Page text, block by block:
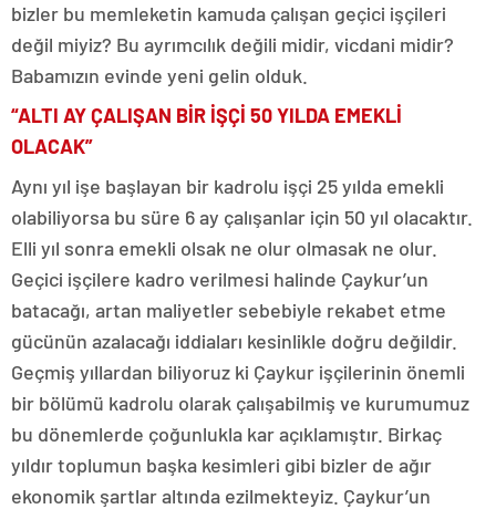
bizler bu memleketin kamuda çalışan geçici işçileri
değil miyiz? Bu ayrımcılık değili midir, vicdani midir?
Babamızın evinde yeni gelin olduk.
“ALTI AY ÇALIŞAN BİR İŞÇİ 50 YILDA EMEKLİ
OLACAK”
Aynı yıl işe başlayan bir kadrolu işçi 25 yılda emekli
olabiliyorsa bu süre 6 ay çalışanlar için 50 yıl olacaktır.
Elli yıl sonra emekli olsak ne olur olmasak ne olur.
Geçici işçilere kadro verilmesi halinde Çaykur’un
batacağı, artan maliyetler sebebiyle rekabet etme
gücünün azalacağı iddiaları kesinlikle doğru değildir.
Geçmiş yıllardan biliyoruz ki Çaykur işçilerinin önemli
bir bölümü kadrolu olarak çalışabilmiş ve kurumumuz
bu dönemlerde çoğunlukla kar açıklamıştır. Birkaç
yıldır toplumun başka kesimleri gibi bizler de ağır
ekonomik şartlar altında ezilmekteyiz. Çaykur’un